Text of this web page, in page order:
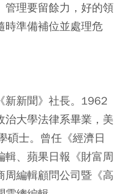
管理要留餘力，好的領
時準備補位並處理危
新新聞》社長。1962
治大學法律系畢業，美
碩士。曾任《經濟日
輯、蘋果日報《財富周
周編輯顧問公司暨《高